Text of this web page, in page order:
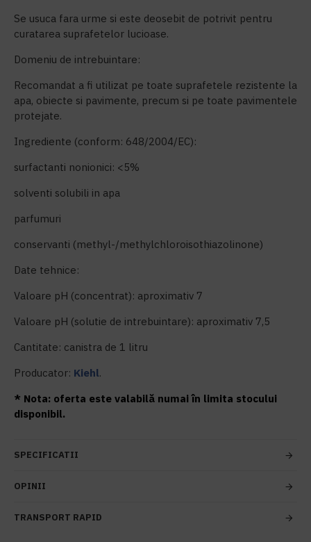
Se usuca fara urme si este deosebit de potrivit pentru
curatarea suprafetelor lucioase.
Domeniu de intrebuintare:
Recomandat a fi utilizat pe toate suprafetele rezistente la
apa, obiecte si pavimente, precum si pe toate pavimentele
protejate.
Ingrediente (conform: 648/2004/EC):
surfactanti nonionici: <5%
solventi solubili in apa
parfumuri
conservanti (methyl-/methylchloroisothiazolinone)
Date tehnice:
Valoare pH (concentrat): aproximativ 7
Valoare pH (solutie de intrebuintare): aproximativ 7,5
Cantitate: canistra de 1 litru
Producator: Kiehl.
* Nota: oferta este valabilă numai în limita stocului
disponibil.
SPECIFICATII
OPINII
TRANSPORT RAPID